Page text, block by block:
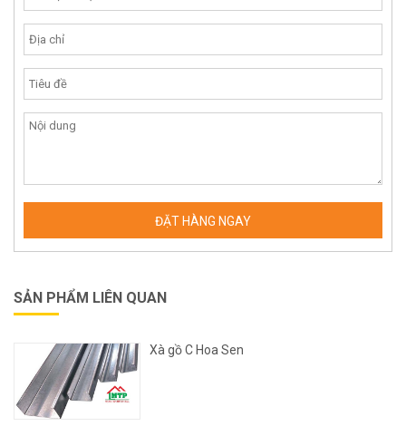
SẢN PHẨM LIÊN QUAN
Xà gồ C Hoa Sen